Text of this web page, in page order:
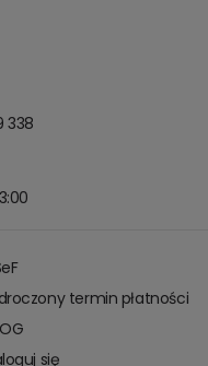
338
termin płatności
się